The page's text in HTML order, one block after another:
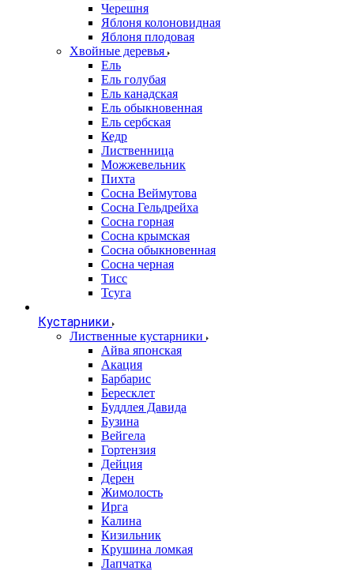
Черешня
Яблоня колоновидная
Яблоня плодовая
Хвойные деревья
Ель
Ель голубая
Ель канадская
Ель обыкновенная
Ель сербская
Кедр
Лиственница
Можжевельник
Пихта
Сосна Веймутова
Сосна Гельдрейха
Сосна горная
Сосна крымская
Сосна обыкновенная
Сосна черная
Тисс
Тсуга
Кустарники
Лиственные кустарники
Айва японская
Акация
Барбарис
Бересклет
Буддлея Давида
Бузина
Вейгела
Гортензия
Дейция
Дерен
Жимолость
Ирга
Калина
Кизильник
Крушина ломкая
Лапчатка